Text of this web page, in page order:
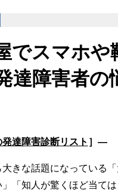
でスマホ
達障害者の
発達障害診断リスト ］―
きな話題になっている「
」「知人が驚くほど当て